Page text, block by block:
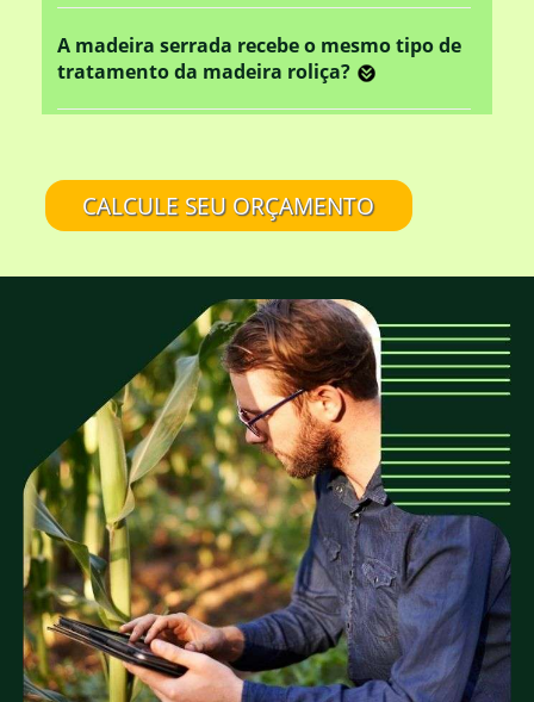
A madeira serrada recebe o mesmo tipo de
tratamento da madeira roliça?
madeira de eucalipto sem tratamento?
Eucalipto Tratado em Autoclave é tudo
É confiável comprar na EUCATRATUS?
A EUCATRATUS fornece madeira para quais
tipos de projetos?
A EUCATRATUS trabalha com peças roliças
de quais medidas?
CALCULE SEU ORÇAMENTO